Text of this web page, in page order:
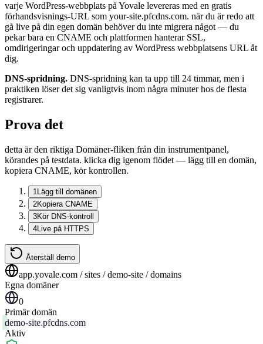
varje WordPress-webbplats på Yovale levereras med en gratis
förhandsvisnings-URL som your-site.pfcdns.com. när du är redo att
gå live på din egen domän behöver du inte migrera något — du
pekar bara en CNAME och plattformen hanterar SSL,
omdirigeringar och uppdatering av WordPress webbplatsens URL åt
dig.
DNS-spridning. DNS-spridning kan ta upp till 24 timmar, men i
praktiken löser det sig vanligtvis inom några minuter hos de flesta
registrarer.
Prova det
detta är den riktiga Domäner-fliken från din instrumentpanel,
körandes på testdata. klicka dig igenom flödet — lägg till en domän,
kopiera CNAME, kör kontrollen.
1Lägg till domänen
2Kopiera CNAME
3Kör DNS-kontroll
4Live på HTTPS
Återställ demo
app.yovale.com / sites / demo-site / domains
Egna domäner
0
Primär domän
demo-site.pfcdns.com
Aktiv